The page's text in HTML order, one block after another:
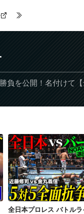
負を公開！名付けて
全日本プロレス バトル